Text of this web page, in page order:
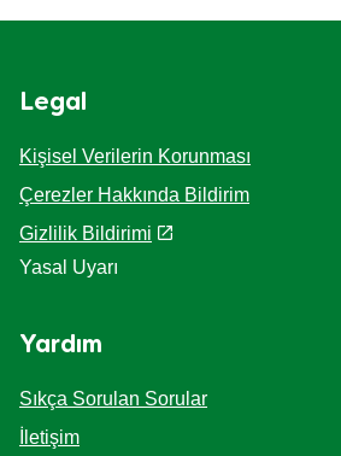
Legal
Kişisel Verilerin Korunması
Çerezler Hakkında Bildirim
Gizlilik Bildirimi
Yasal Uyarı
Yardım
Sıkça Sorulan Sorular
İletişim